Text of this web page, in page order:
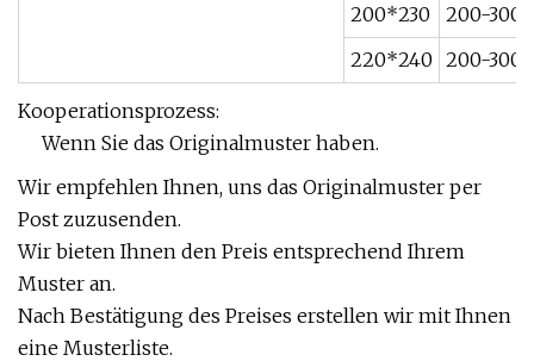
200*230
200-300
220*240 200-300
Kooperationsprozess:
Wenn Sie das Originalmuster haben.
Wir empfehlen Ihnen, uns das Originalmuster per
Post zuzusenden.
Wir bieten Ihnen den Preis entsprechend Ihrem
Muster an.
Nach Bestätigung des Preises erstellen wir mit Ihnen
eine Musterliste.